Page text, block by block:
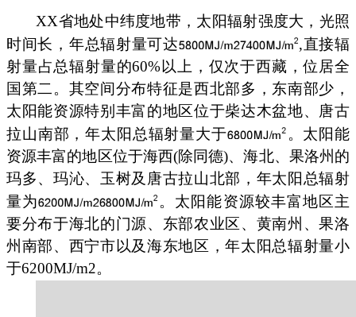
XX省地处中纬度地带，太阳辐射强度大，光照
时间长，年总辐射量可达
,直接辐
射量占总辐射量的60%以上，仅次于西藏，位居全
国第二。其空间分布特征是西北部多，东南部少，
太阳能资源特别丰富的地区位于柴达木盆地、唐古
拉山南部，年太阳总辐射量大于
。太阳能
资源丰富的地区位于海西(除同德)、海北、果洛州的
玛多、玛沁、玉树及唐古拉山北部，年太阳总辐射
量为
。太阳能资源较丰富地区主
要分布于海北的门源、东部农业区、黄南州、果洛
州南部、西宁市以及海东地区，年太阳总辐射量小
于6200MJ/m2。